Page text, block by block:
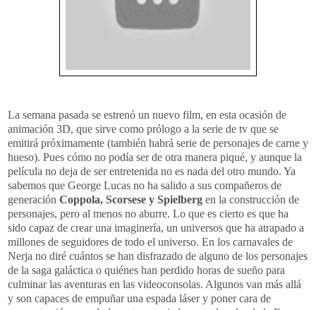
La semana pasada se estrenó un nuevo film, en esta ocasión de
animación 3D, que sirve como prólogo a la serie de tv que se
emitirá próximamente (también habrá serie de personajes de carne y
hueso). Pues cómo no podía ser de otra manera piqué, y aunque la
película no deja de ser entretenida no es nada del otro mundo. Ya
sabemos que George Lucas no ha salido a sus compañeros de
generación Coppola, Scorsese y Spielberg en la construcción de
personajes, pero al menos no aburre. Lo que es cierto es que ha
sido capaz de crear una imaginería, un universos que ha atrapado a
millones de seguidores de todo el universo. En los carnavales de
Nerja no diré cuántos se han disfrazado de alguno de los personajes
de la saga galáctica o quiénes han perdido horas de sueño para
culminar las aventuras en las videoconsolas. Algunos van más allá
y son capaces de empuñar una espada lásery poner cara de